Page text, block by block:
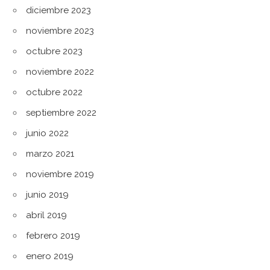
diciembre 2023
noviembre 2023
octubre 2023
noviembre 2022
octubre 2022
septiembre 2022
junio 2022
marzo 2021
noviembre 2019
junio 2019
abril 2019
febrero 2019
enero 2019